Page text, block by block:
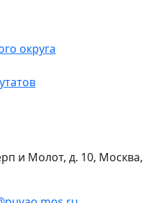
округа
и Молот, д. 10, Москва,